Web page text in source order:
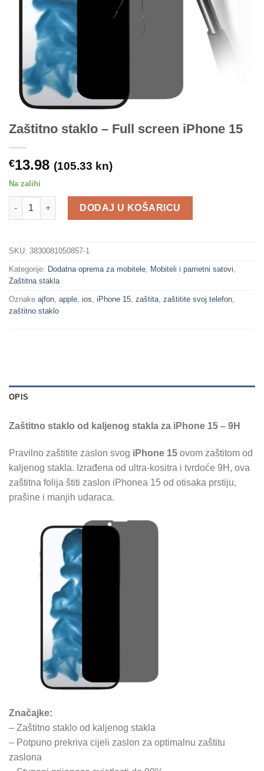
Zaštitno staklo – Full screen iPhone 15
€13.98 (105.33 kn)
Na zalihi
Zaštitno staklo – Full screen iPhone 15 količina
DODAJ U KOŠARICU
SKU: 3830081050857-1
Kategorije: Dodatna oprema za mobitele Mobiteli i pametni satovi
Zaštitna stakla
Oznake ajfon apple ios iPhone 15 zaštita zaštitite svoj telefon
zaštitno staklo
OPIS
Zaštitno staklo od kaljenog stakla za iPhone 15 – 9H
Pravilno zaštitite zaslon svog iPhone 15 ovom zaštitom od
kaljenog stakla. Izrađena od ultra-kositra i tvrdoće 9H, ova
zaštitna folija štiti zaslon iPhonea 15 od otisaka prstiju,
prašine i manjih udaraca.
Značajke:
– Zaštitno staklo od kaljenog stakla
– Potpuno prekriva cijeli zaslon za optimalnu zaštitu
zaslona